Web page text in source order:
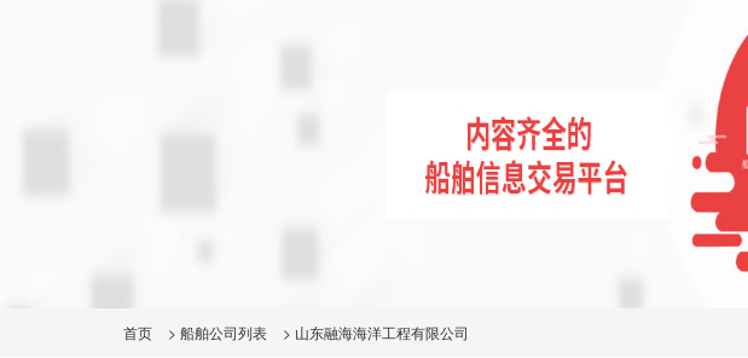
首页 > 船舶公司列表 > 山东融海海洋工程有限公司